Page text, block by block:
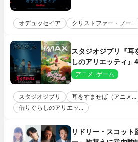
オデュッセイア クリストファー・ノー...
スタジオジブリ『耳
しのアリエッティ』
IMAX上映決定！
アニメ･ゲーム
スタジオジブリ
耳をすませば（アニメ...
借りぐらしのアリエッ...
リドリー・スコット